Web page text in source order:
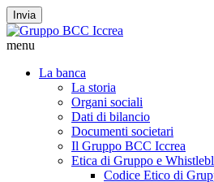
Invia
menu
La banca
La storia
Organi sociali
Dati di bilancio
Documenti societari
Il Gruppo BCC Iccrea
Etica di Gruppo e
Codice Etico di